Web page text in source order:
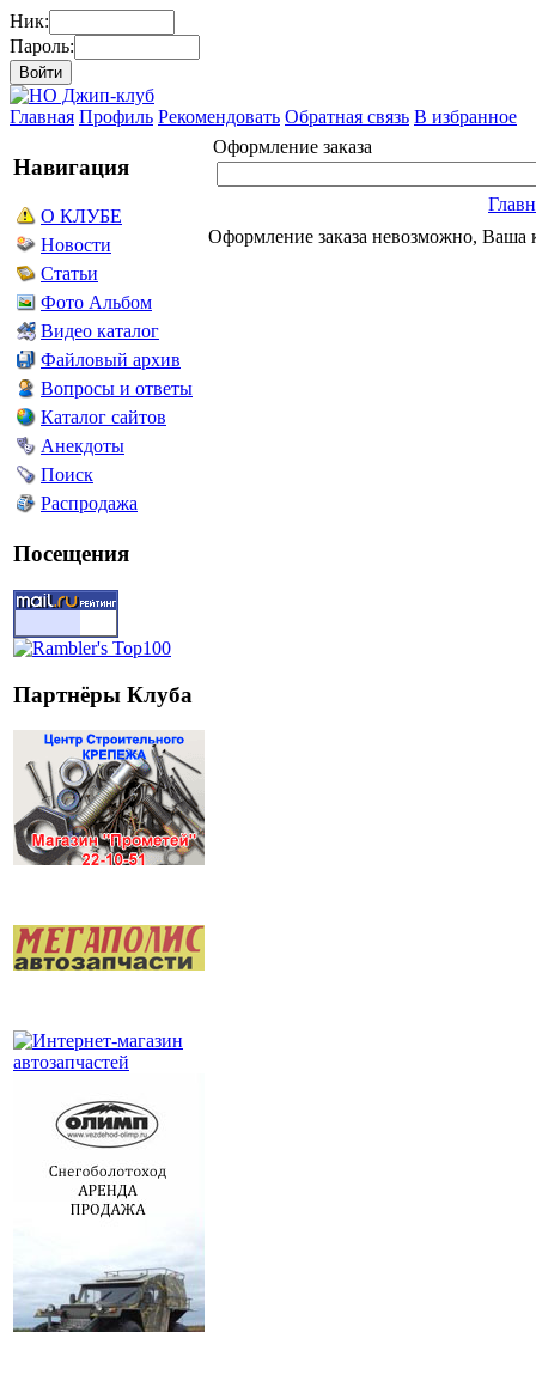
Ник:
Пароль:
Главная Профиль Рекомендовать Обратная связь В избранное
Навигация
О КЛУБЕ
Новости
Статьи
Фото Альбом
Видео каталог
Файловый архив
Вопросы и ответы
Каталог сайтов
Анекдоты
Поиск
Распродажа
Посещения
Партнёры Клуба
Оформление заказа
Оформление заказа невозможно, Ваша